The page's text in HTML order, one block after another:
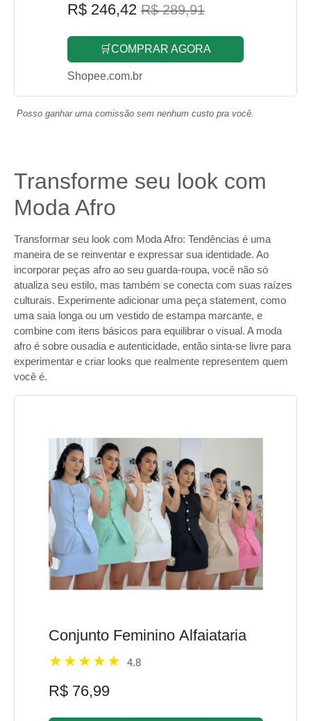
R$ 246,42 R$ 289,91
🛒COMPRAR AGORA
Shopee.com.br
Posso ganhar uma comissão sem nenhum custo pra você.
Transforme seu look com
Moda Afro
Transformar seu look com Moda Afro: Tendências é uma
maneira de se reinventar e expressar sua identidade. Ao
incorporar peças afro ao seu guarda-roupa, você não só
atualiza seu estilo, mas também se conecta com suas raízes
culturais. Experimente adicionar uma peça statement, como
uma saia longa ou um vestido de estampa marcante, e
combine com itens básicos para equilibrar o visual. A moda
afro é sobre ousadia e autenticidade, então sinta-se livre para
experimentar e criar looks que realmente representem quem
você é.
Conjunto Feminino Alfaiataria
4.8
R$ 76,99